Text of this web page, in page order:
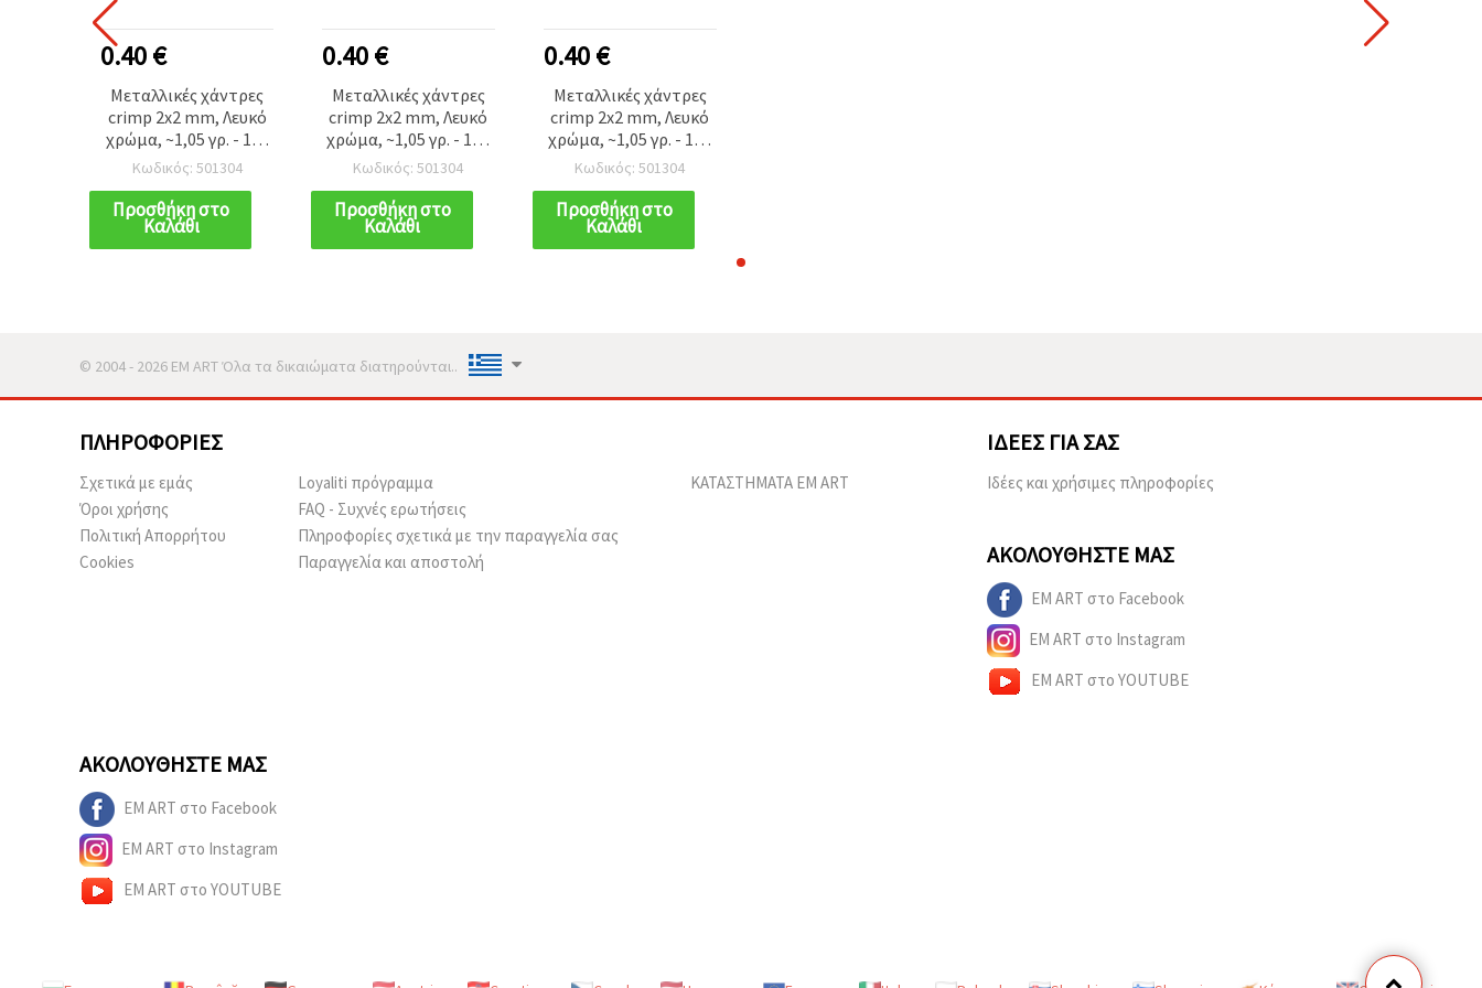
0.40 €
Μεταλλικές χάντρες
crimp 2x2 mm, Λευκό
χρώμα, ~1,05 γρ. - 100
τεμ.
Κωδικός: 501304
Προσθήκη στο
Καλάθι
0.40 €
Μεταλλικές χάντρες
crimp 2x2 mm, Λευκό
χρώμα, ~1,05 γρ. - 100
τεμ.
Κωδικός: 501304
Προσθήκη στο
Καλάθι
0.40 €
Μεταλλικές χάντρες
crimp 2x2 mm, Λευκό
χρώμα, ~1,05 γρ. - 100
τεμ.
Κωδικός: 501304
Προσθήκη στο
Καλάθι
© 2004 - 2026 EM ART Όλα τα δικαιώματα διατηρούνται..
ΠΛΗΡΟΦΟΡΊΕΣ
Σχετικά με εμάς
Όροι χρήσης
Πολιτική Απορρήτου
Cookies
Loyaliti πρόγραμμα
FAQ - Συχνές ερωτήσεις
Πληροφορίες σχετικά με την παραγγελία σας
Παραγγελία και αποστολή
ΚΑΤΑΣΤΗΜΑΤΑ EM ART
ΙΔΈΕΣ ΓΙΑ ΣΑΣ
Ιδέες και χρήσιμες πληροφορίες
ΑΚΟΛΟΥΘΉΣΤΕ ΜΑΣ
EM ART στο Facebook
EM ART στο Instagram
EM ART στο YOUTUBE
ΑΚΟΛΟΥΘΉΣΤΕ ΜΑΣ
EM ART στο Facebook
EM ART στο Instagram
EM ART στο YOUTUBE